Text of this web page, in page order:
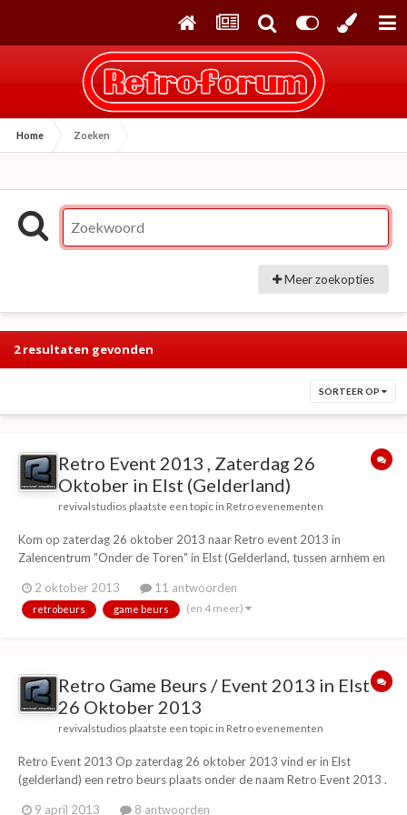
Home Zoeken
Meer zoekopties
2 resultaten gevonden
SORTEER OP
Retro Event 2013 , Zaterdag 26
Oktober in Elst (Gelderland)
revivalstudios plaatste een topic in Retro evenementen
Kom op zaterdag 26 oktober 2013 naar Retro event 2013 in
Zalencentrum "Onder de Toren" in Elst (Gelderland, tussen arnhem en
evenement met vele lokale en internationale standhouders uit diverse
landen in heel europa.Hier vind je leuke r...
2 oktober 2013 11 antwoorden
retrobeurs game beurs (en 4 meer)
Retro Game Beurs / Event 2013 in Elst -
26 Oktober 2013
revivalstudios plaatste een topic in Retro evenementen
Retro Event 2013 Op zaterdag 26 oktober 2013 vind er in Elst
(gelderland) een retro beurs plaats onder de naam Retro Event 2013 .
9 april 2013 8 antwoorden